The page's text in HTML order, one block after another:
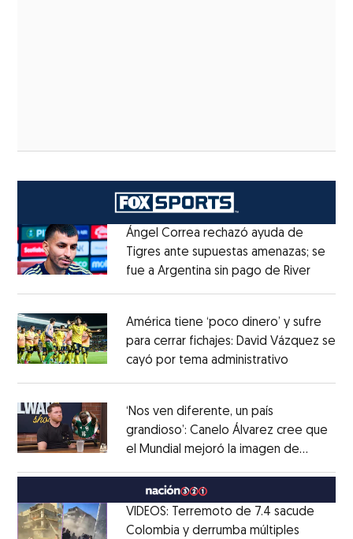
Ángel Correa rechazó ayuda de
Tigres ante supuestas amenazas; se
fue a Argentina sin pago de RiverOpens
América tiene ‘poco dinero’ y sufre
para cerrar fichajes: David Vázquez se
cayó por tema administrativo
‘Nos ven diferente, un país
grandioso’: Canelo Álvarez cree que
el Mundial mejoró la imagen de
MéxicoOpens in new window
VIDEOS: Terremoto de 7.4 sacude
Colombia y derrumba múltiples